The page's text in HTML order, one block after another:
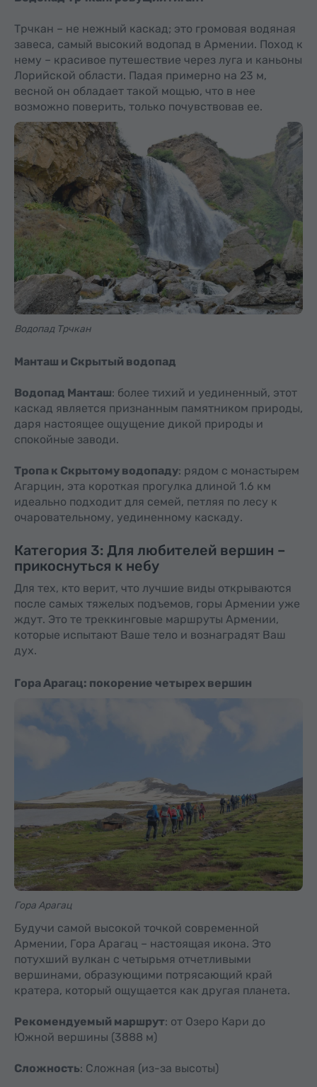
Трчкан – не нежный каскад; это громовая водяная
завеса, самый высокий водопад в Армении. Поход к
нему – красивое путешествие через луга и каньоны
Лорийской области. Падая примерно на 23 м,
весной он обладает такой мощью, что в нее
возможно поверить, только почувствовав ее.
Водопад Трчкан
Манташ и Скрытый водопад
Водопад Манташ: более тихий и уединенный, этот
каскад является признанным памятником природы,
даря настоящее ощущение дикой природы и
спокойные заводи.
Тропа к Скрытому водопаду: рядом с монастырем
Агарцин, эта короткая прогулка длиной 1.6 км
идеально подходит для семей, петляя по лесу к
очаровательному, уединенному каскаду.
Категория 3: Для любителей вершин –
прикоснуться к небу
Для тех, кто верит, что лучшие виды открываются
после самых тяжелых подъемов, горы Армении уже
ждут. Это те треккинговые маршруты Армении,
которые испытают Ваше тело и вознаградят Ваш
дух.
Гора Арагац: покорение четырех вершин
Гора Арагац
Будучи самой высокой точкой современной
Армении, Гора Арагац – настоящая икона. Это
потухший вулкан с четырьмя отчетливыми
вершинами, образующими потрясающий край
кратера, который ощущается как другая планета.
Рекомендуемый маршрут: от Озеро Кари до
Южной вершины (3888 м)
Сложность: Сложная (из-за высоты)